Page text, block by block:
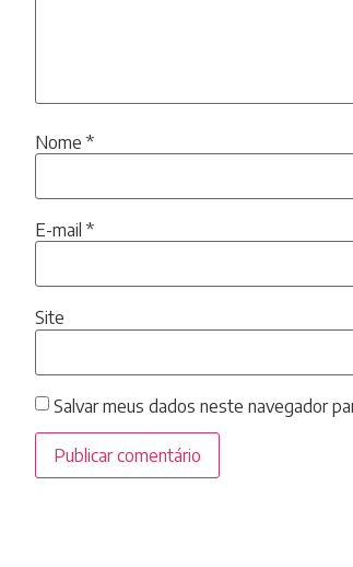
Nome *
E-mail *
Site
Salvar meus dados neste navegador